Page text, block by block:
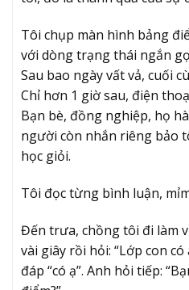
Tôi chụp màn hình bảng
với dòng trạng thái ngắn
Sau bao ngày vất vả, cuối
Chỉ hơn 1 giờ sau, điện
Bạn bè, đồng nghiệp, họ
người còn nhắn riêng bảo
học giỏi.
Tôi đọc từng bình luận,
Đến trưa, chồng tôi đi làm
vài giây rồi hỏi: “Lớp con
đáp “có ạ”. Anh hỏi tiếp: